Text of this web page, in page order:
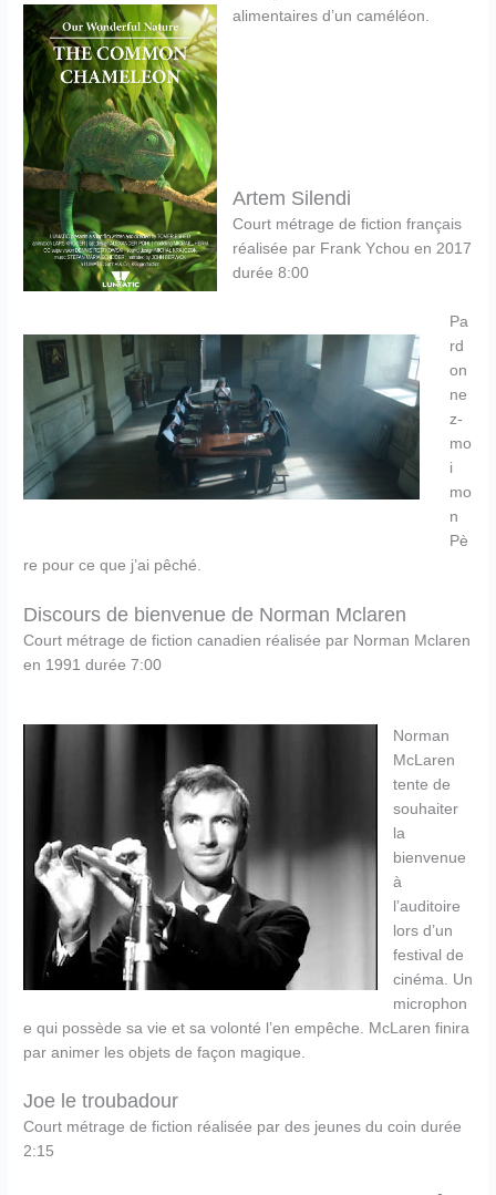
alimentaires d’un caméléon.
Artem Silendi
Court métrage de fiction français
réalisée par Frank Ychou en 2017
durée 8:00
Pa
rd
on
ne
z-
mo
i
mo
n
Pè
re pour ce que j’ai pêché.
Discours de bienvenue de Norman Mclaren
Court métrage de fiction canadien réalisée par Norman Mclaren
en 1991 durée 7:00
Norman
McLaren
tente de
souhaiter
la
bienvenue
à
l’auditoire
lors d’un
festival de
cinéma. Un
microphon
e qui possède sa vie et sa volonté l’en empêche. McLaren finira
par animer les objets de façon magique.
Joe le troubadour
Court métrage de fiction réalisée par des jeunes du coin durée
2:15